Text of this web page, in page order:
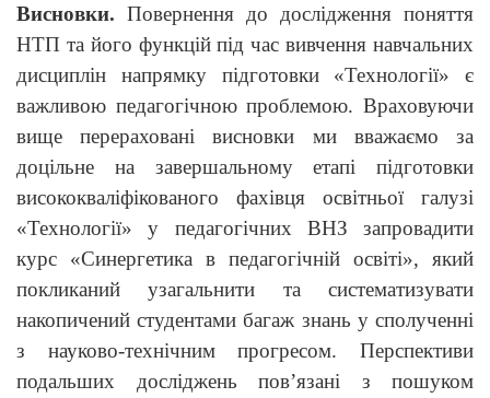
Висновки. Повернення до дослідження поняття
НТП та його функцій під час вивчення навчальних
дисциплін напрямку підготовки «Технології» є
важливою педагогічною проблемою. Враховуючи
вище перераховані висновки ми вважаємо за
доцільне на завершальному етапі підготовки
висококваліфікованого фахівця освітньої галузі
«Технології» у педагогічних ВНЗ запровадити
курс «Синергетика в педагогічній освіті», який
покликаний узагальнити та систематизувати
накопичений студентами багаж знань у сполученні
з науково-технічним прогресом. Перспективи
подальших досліджень пов’язані з пошуком